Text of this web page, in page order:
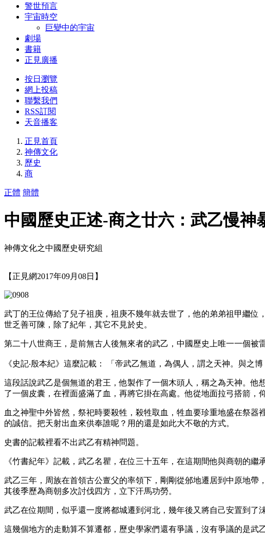
警世預言
宇宙時空
巨變中的宇宙
劇場
書籍
正見廣播
按日瀏覽
網上投稿
聯繫我們
RSS訂閱
天音播客
正見首頁
神傳文化
歷史
商
正體 簡體
中國歷史正述-商之廿六：武乙慢神
神傳文化之中國歷史研究組
【正見網2017年09月08日】
武丁的王位傳給了兒子祖庚，祖庚不幾年就去世了，他的弟弟祖甲繼
世乏善可陳，除了紀年，其它不見於史。
第二十八世商王，是前無古人後無來者的武乙，中國歷史上唯一一個被
《史記‧殷本紀》這麼記載： 「帝武乙無道，為偶人，謂之天神。與之
這段話說武乙是個無道的君王，他製作了一個木頭人，稱之為天神。
了一個皮囊，在裡面盛滿了血，再將它掛在高處。他從地面拉弓搭箭，
血之神聖中外皆然，祭祀時要殺牲，殺牲取血，牲血要珍重地盛在祭
的誠信。把天射出血來供奉誰呢？用的還是如此大不敬的方式。
史書的記載裡看不出武乙有精神問題。
《竹書紀年》記載，武乙名瞿，在位三十五年，在這期間他與商朝的
武乙三年，周族在首領古公亶父的率領下，剛剛從邠地遷居到中原地帶
其後季歷為商朝多次討伐四方，立下汗馬功勞。
武乙在位期間，似乎還一度將都城遷到河北，幾年後又將自己安置到了
這幾個地方的走動算不算遷都，歷史學家們還有爭議，沒有爭議的是武